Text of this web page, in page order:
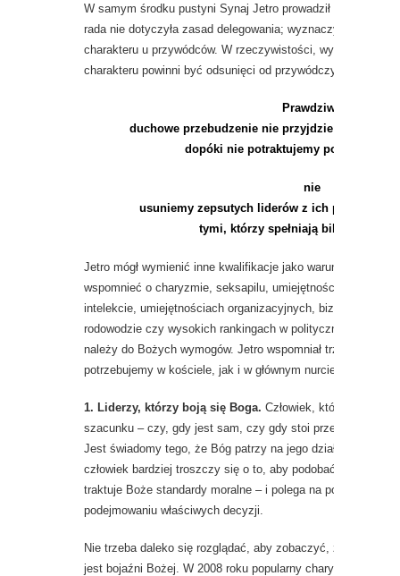
W samym środku pustyni Synaj Jetro prowadził pierwszy
rada nie dotyczyła zasad delegowania; wyznaczył on
charakteru u przywódców. W rzeczywistości, wyraźnie
charakteru powinni być odsunięci od przywódczych pozycji.
Prawdziwe
duchowe przebudzenie nie przyjdzie do
dopóki nie potraktujemy poważnie
nie
usuniemy zepsutych liderów z ich pozycji, i
tymi, którzy spełniają biblijne
Jetro mógł wymienić inne kwalifikacje jako warunki wstępne
wspomnieć o charyzmie, seksapilu, umiejętności
intelekcie, umiejętnościach organizacyjnych, biznesowym
rodowodzie czy wysokich rankingach w politycznych
należy do Bożych wymogów. Jetro wspomniał trzy cechy,
potrzebujemy w kościele, jak i w głównym nurcie kultury.
1. Liderzy, którzy boją się Boga. Człowiek, który boi się
szacunku – czy, gdy jest sam, czy gdy stoi przed tłumem.
Jest świadomy tego, że Bóg patrzy na jego działanie i waży
człowiek bardziej troszczy się o to, aby podobać się Bogu
traktuje Boże standardy moralne – i polega na pomocy
podejmowaniu właściwych decyzji.
Nie trzeba daleko się rozglądać, aby zobaczyć, że
jest bojaźni Bożej. W 2008 roku popularny charyzmatyczny